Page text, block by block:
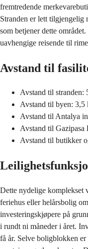
fremtredende
Stranden er lett tilgjengelig
som betjener dette
uavhengige reisende til
Avstand til
Avstand til stranden:
Avstand til byen: 3,5
Avstand til Antalya
Avstand til Gazipasa
Avstand til butikker
Dette nydelige komplekset
feriehus eller helårsbolig
investeringskjøpere på
i rundt ni måneder i året.
få år. Selve boligblokken